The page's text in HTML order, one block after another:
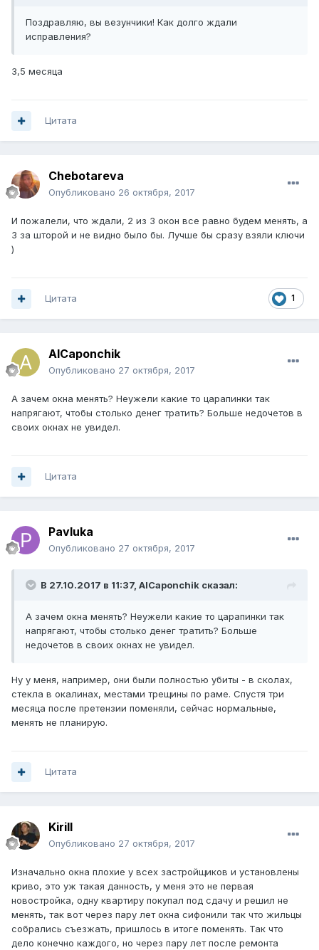
Поздравляю, вы везунчики! Как долго ждали
исправления?
3,5 месяца
Цитата
Chebotareva
Опубликовано 26 октября, 2017
И пожалели, что ждали, 2 из 3 окон все равно будем менять, а
3 за шторой и не видно было бы. Лучше бы сразу взяли ключи
)
1
Цитата
AlCaponchik
Опубликовано 27 октября, 2017
А зачем окна менять? Неужели какие то царапинки так
напрягают, чтобы столько денег тратить? Больше недочетов в
своих окнах не увидел.
Цитата
Pavluka
Опубликовано 27 октября, 2017
В 27.10.2017 в 11:37, AlCaponchik сказал:
А зачем окна менять? Неужели какие то царапинки так
напрягают, чтобы столько денег тратить? Больше
недочетов в своих окнах не увидел.
Ну у меня, например, они были полностью убиты - в сколах,
стекла в окалинах, местами трещины по раме. Спустя три
месяца после претензии поменяли, сейчас нормальные,
менять не планирую.
Цитата
Kirill
Опубликовано 27 октября, 2017
Изначально окна плохие у всех застройщиков и установлены
криво, это уж такая данность, у меня это не первая
новостройка, одну квартиру покупал под сдачу и решил не
менять, так вот через пару лет окна сифонили так что жильцы
собрались съезжать, пришлось в итоге поменять. Так что
дело конечно каждого, но через пару лет после ремонта